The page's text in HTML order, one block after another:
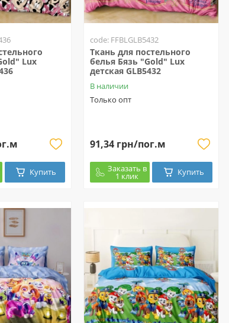
Lux
Купить
code: FFBLGLB5432
Ткань для постельного
белья Бязь "Gold" Lux
детская GLB5432
В наличии
Только опт
91,34 грн/пог.м
Заказать в
1 клик Купить